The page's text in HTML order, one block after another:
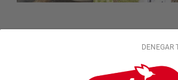
DENEGAR
«Guarda»: ¿Te has cansado de
tu perro? ¡Enséñale a que lo haga él
truco necesitarás una cesta o una
pueda colocar sus juguetes